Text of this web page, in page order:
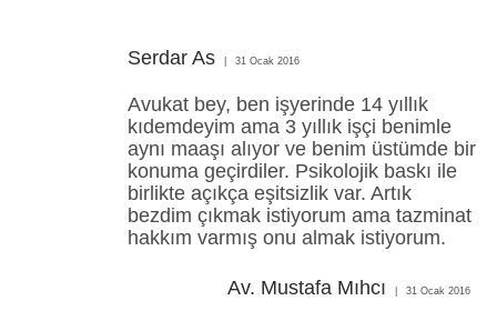
Serdar As 31 Ocak 2016
Avukat bey, ben işyerinde 14 yıllık
kıdemdeyim ama 3 yıllık işçi benimle
aynı maaşı alıyor ve benim üstümde bir
konuma geçirdiler. Psikolojik baskı ile
birlikte açıkça eşitsizlik var. Artık
bezdim çıkmak istiyorum ama tazminat
hakkım varmış onu almak istiyorum.
Av. Mustafa Mıhcı 31 Ocak 2016